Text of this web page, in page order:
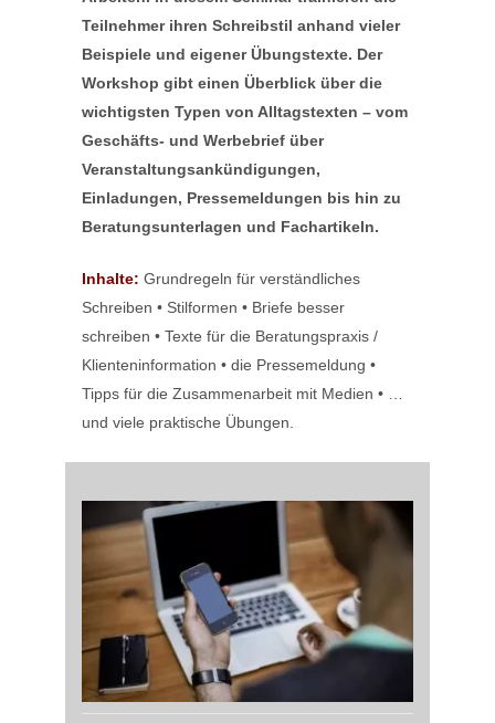
Teilnehmer ihren Schreibstil anhand vieler
Beispiele und eigener Übungstexte. Der
Workshop gibt einen Überblick über die
wichtigsten Typen von Alltagstexten – vom
Geschäfts- und Werbebrief über
Veranstaltungsankündigungen,
Einladungen, Pressemeldungen bis hin zu
Beratungsunterlagen und Fachartikeln.
Inhalte: Grundregeln für verständliches
Schreiben • Stilformen • Briefe besser
schreiben • Texte für die Beratungspraxis /
Klienteninformation • die Pressemeldung •
Tipps für die Zusammenarbeit mit Medien • …
und viele praktische Übungen.